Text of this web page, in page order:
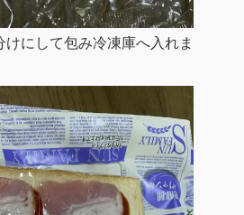
けにして包み冷凍庫へ入れま